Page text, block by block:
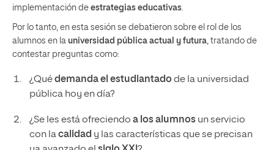
implementación de estrategias educativas
Por lo tanto, en esta sesión se debatieron sobre el rol de los
alumnos en la universidad pública actual y futura , tratando de
contestar preguntas como:
¿Quédemanda el estudiantadode la universidad
pública hoy en día?
¿Se les está ofreciendo a los alumnosun servicio
con lacalidad y las características que se precisan